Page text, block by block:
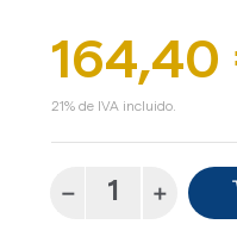
21% de IVA incluido.